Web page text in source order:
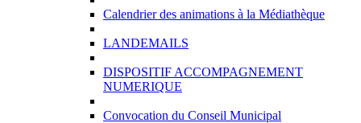
Calendrier des animations à la Médiathèque
LANDEMAILS
DISPOSITIF ACCOMPAGNEMENT
NUMERIQUE
Convocation du Conseil Municipal